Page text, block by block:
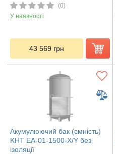
(0)
У наявності
43 569 грн
Акумулюючий бак (ємність)
KHT ЕА-01-1500-X/Y без
ізоляції